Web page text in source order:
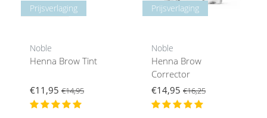
Prijsverlaging
Noble
Henna Brow Tint
€11,95 €14,95
Prijsverlaging
Noble
Henna Brow
Corrector
€14,95 €16,25